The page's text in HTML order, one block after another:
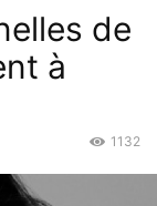
de
à
1132